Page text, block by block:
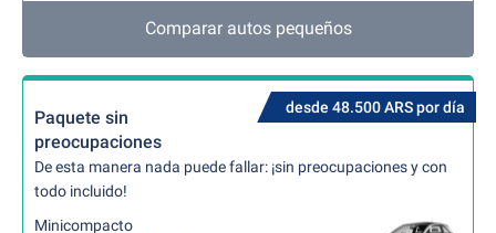
Comparar autos pequeños
desde 48.500 ARS por día
Paquete sin
preocupaciones
De esta manera nada puede fallar: ¡sin preocupaciones y con
todo incluido!
Minicompacto